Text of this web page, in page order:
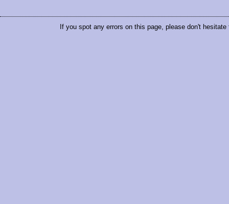
If you spot any errors on this page, please don't